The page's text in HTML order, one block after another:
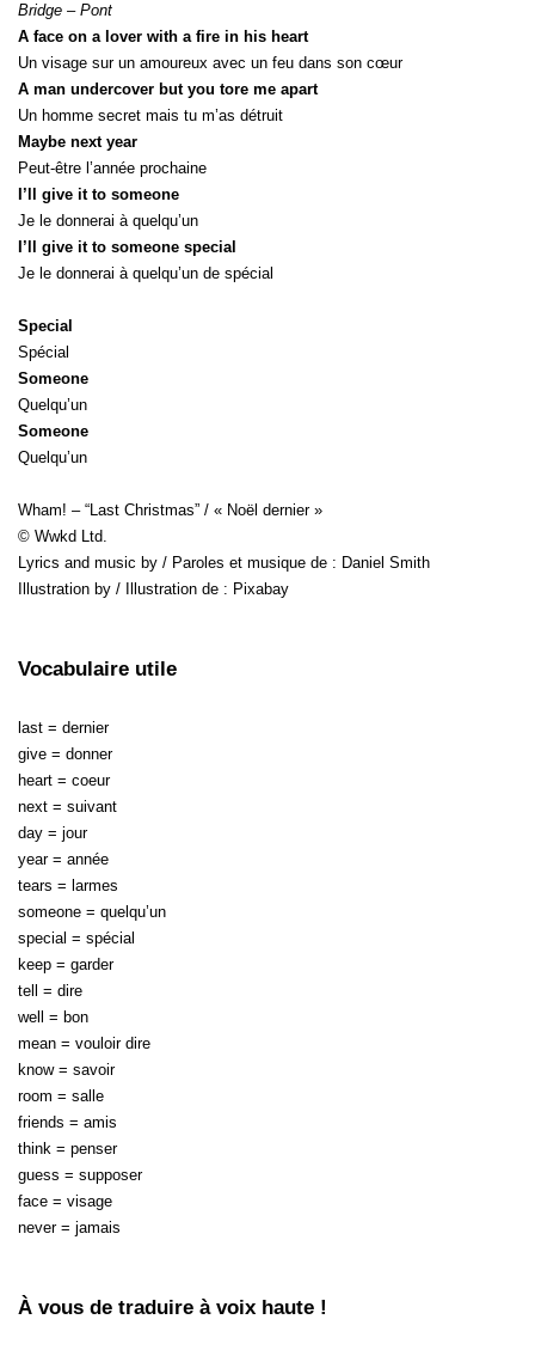
Bridge – Pont
A face on a lover with a fire in his heart
Un visage sur un amoureux avec un feu dans son cœur
A man undercover but you tore me apart
Un homme secret mais tu m’as détruit
Maybe next year
Peut-être l’année prochaine
I’ll give it to someone
Je le donnerai à quelqu’un
I’ll give it to someone special
Je le donnerai à quelqu’un de spécial
Special
Spécial
Someone
Quelqu’un
Someone
Quelqu’un
Wham! – “Last Christmas” / « Noël dernier »
© Wwkd Ltd.
Lyrics and music by / Paroles et musique de : Daniel Smith
Illustration by / Illustration de : Pixabay
Vocabulaire utile
last = dernier
give = donner
heart = coeur
next = suivant
day = jour
year = année
tears = larmes
someone = quelqu’un
special = spécial
keep = garder
tell = dire
well = bon
mean = vouloir dire
know = savoir
room = salle
friends = amis
think = penser
guess = supposer
face = visage
never = jamais
À vous de traduire à voix haute !